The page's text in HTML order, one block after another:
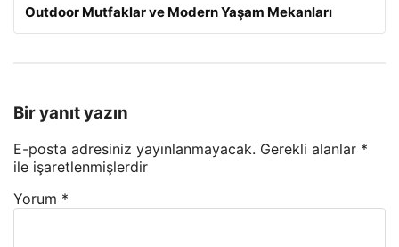
Outdoor Mutfaklar ve Modern Yaşam Mekanları
Bir yanıt yazın
E-posta adresiniz yayınlanmayacak. Gerekli alanlar *
ile işaretlenmişlerdir
Yorum *